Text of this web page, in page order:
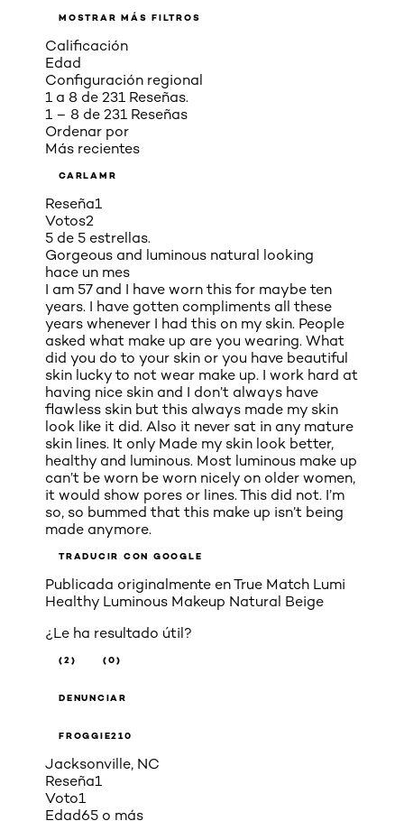
MOSTRAR MÁS FILTROS
Calificación
Edad
Configuración regional
1 a 8 de 231 Reseñas.
1 – 8 de 231 Reseñas
Ordenar por
Más recientes
CARLAMR
Reseña1
Votos2
5 de 5 estrellas.
Gorgeous and luminous natural looking
hace un mes
I am 57 and I have worn this for maybe ten
years. I have gotten compliments all these
years whenever I had this on my skin. People
asked what make up are you wearing. What
did you do to your skin or you have beautiful
skin lucky to not wear make up. I work hard at
having nice skin and I don’t always have
flawless skin but this always made my skin
look like it did. Also it never sat in any mature
skin lines. It only Made my skin look better,
healthy and luminous. Most luminous make up
can’t be worn be worn nicely on older women,
it would show pores or lines. This did not. I’m
so, so bummed that this make up isn’t being
made anymore.
TRADUCIR CON GOOGLE
Publicada originalmente enTrue Match Lumi
Healthy Luminous Makeup Natural Beige
¿Le ha resultado útil?
(2) (0)
DENUNCIAR
FROGGIE210
Jacksonville, NC
Reseña1
Voto1
Edad65 o más